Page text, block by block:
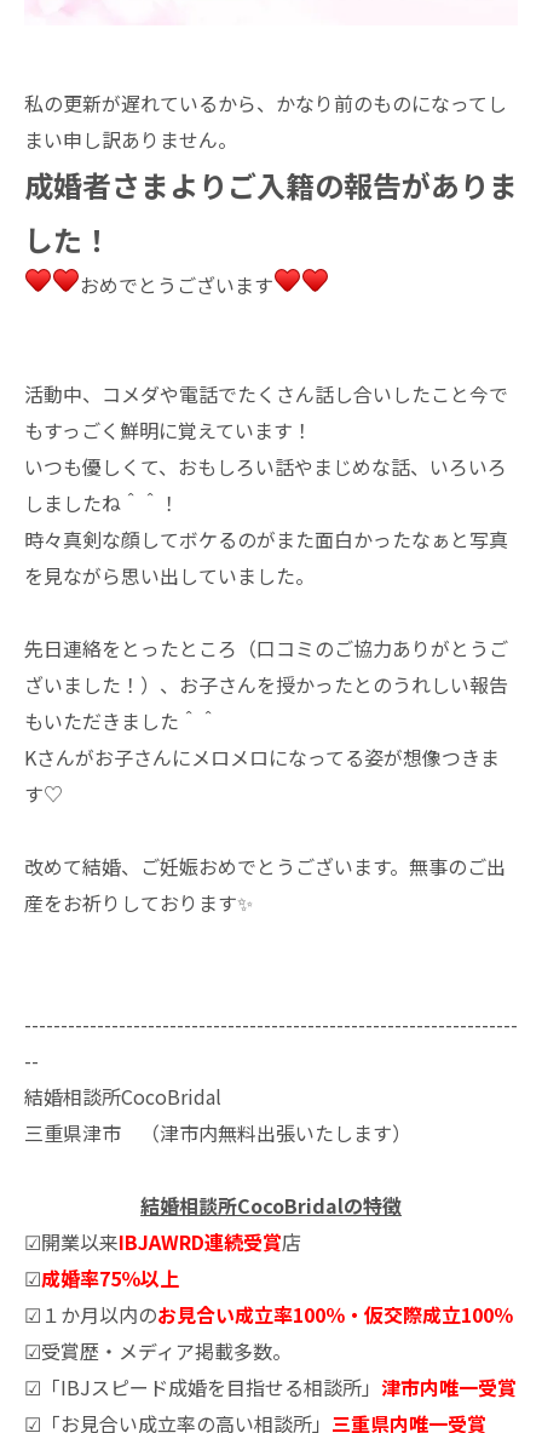
私の更新が遅れているから、かなり前のものになってし
まい申し訳ありません。
成婚者さまよりご入籍の報告がありま
した！
おめでとうございます
活動中、コメダや電話でたくさん話し合いしたこと今で
もすっごく鮮明に覚えています！
いつも優しくて、おもしろい話やまじめな話、いろいろ
しましたね＾＾！
時々真剣な顔してボケるのがまた面白かったなぁと写真
を見ながら思い出していました。
先日連絡をとったところ（口コミのご協力ありがとうご
ざいました！）、お子さんを授かったとのうれしい報告
もいただきました＾＾
Kさんがお子さんにメロメロになってる姿が想像つきま
す♡
改めて結婚、ご妊娠おめでとうございます。無事のご出
産をお祈りしております✨
--------------------------------------------------------------------
--
結婚相談所CocoBridal
三重県津市 （津市内無料出張いたします）
結婚相談所CocoBridalの特徴
☑開業以来IBJAWRD連続受賞店
☑成婚率75％以上
☑１か月以内のお見合い成立率100％・仮交際成立100％
☑受賞歴・メディア掲載多数。
☑「IBJスピード成婚を目指せる相談所」 津市内唯一受賞
☑「お見合い成立率の高い相談所」 三重県内唯一受賞